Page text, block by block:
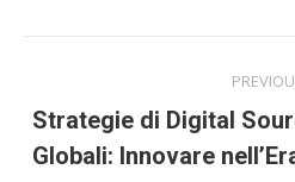
navigation
Strategie di Digital
Globali: Innovare